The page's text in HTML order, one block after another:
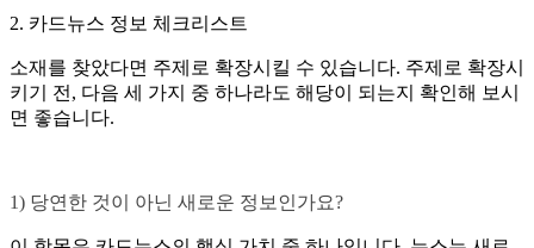
2. 카드뉴스 정보 체크리스트
소재를 찾았다면 주제로 확장시킬 수 있습니다. 주제로 확장시
키기 전, 다음 세 가지 중 하나라도 해당이 되는지 확인해 보시
면 좋습니다.
1) 당연한 것이 아닌 새로운 정보인가요?